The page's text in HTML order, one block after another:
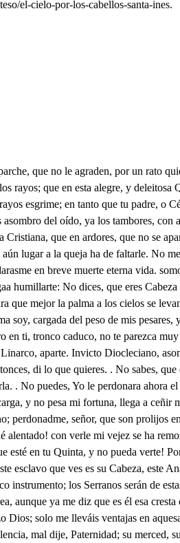
el-cielo-por-los-cabellos-santa-ines.
ojalá así, su vino los taberneros, So Poeta singulan, tanto que a oír oreja, di por consonante oveja, que sé consonantear: Y aún ayer tuve un arrojo, con tan raro desconcierto, que al cielo le llame tuerto, porque el Sol no es más que un lojo: Y aunque la Luna retrata otro, no me satisfizo, que al fin es ojo postizo la Luna, todo de prata. Haciendo mil liras ando, con vena tan singular, que sé muy bien deliriar, donde quiera, como, y cuando. Mas ya dice está señal, que ha llegado su hermosura, dejo agora la pintura, pues viene el original. Aunque pobre, esta fineza estime tu Majestad, que es esmalte la humildad del oro de la grandeza. Notable confusión! posible es que estos villanos a los Césares tiranos den solo la adoración! , , . De nosotras no hace caso: Sea bien venido nuestro Emperador, la la gloria de Roma, del Cristiano horror. De palmas, y olivas le ofrezcamos hoy coronas, que afrenten los ruyos del Sol. Sea bien venido, En nombre de los zagales de estas Aldeas vecinas, cuyos pies, piadoso el Tiber; besa con labios de risa: Coronadas de amarantes, de laureles guarnecidas, queremos, señor Angusto, que os sirvan de alfombras ricas, u doseles, donde os demos por todas la bien venida: porque los miunfos de un pobre, solo en afectos se libran. Cielos, no es aquesta Inés! ya se comienzan mis dichas! Corto anduvo el labrador, bella mujer. . Peregrina. Ay de mí! si es ilusión de la ciega fantasía! Pues que ya sé tu nombre, en quien del cielo se cifran tienes tanto de divina, mucho la acción agradezco; levanta del suelo, y mira, que a una deidad como tú, se agravia cuando se humilla. Mire, señor, que so Libia, y es estotra Emerenciana. A las dos mi afecto estima también, levantad del suelo. Nadie con Ines compita. Posible es que soy Cristiana! posiblé es que tengo vida! El que alli rendido yace, si no mienten mis noticias, es